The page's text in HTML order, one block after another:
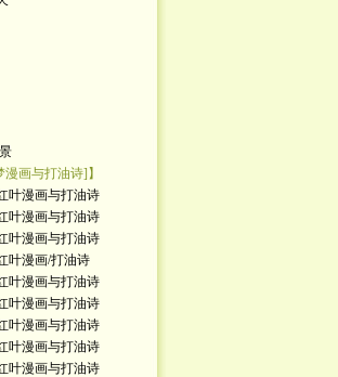
漫画与打油诗]】
叶漫画与打油诗
叶漫画与打油诗
叶漫画与打油诗
叶漫画/打油诗
叶漫画与打油诗
叶漫画与打油诗
叶漫画与打油诗
叶漫画与打油诗
叶漫画与打油诗